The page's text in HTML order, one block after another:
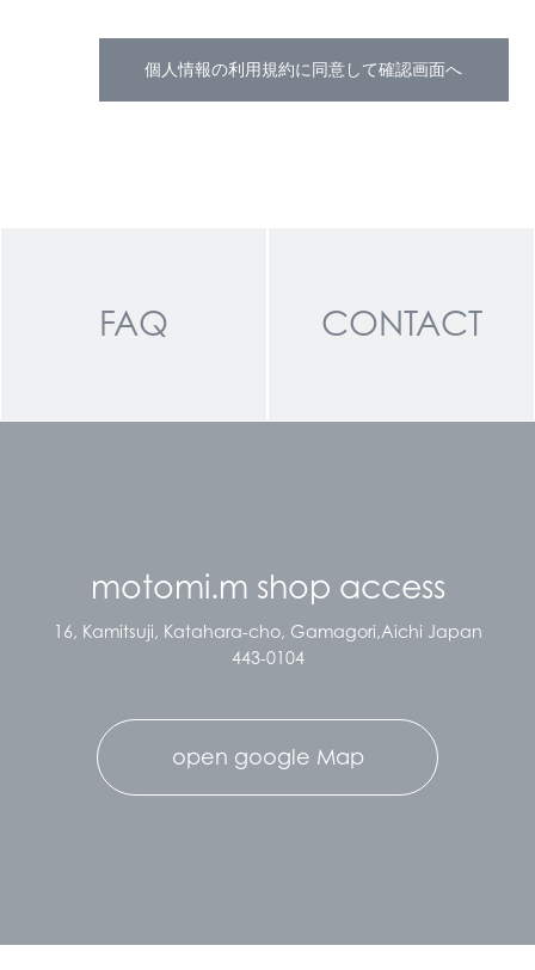
利用者を識別できるものを指しま
す。 またその情報のみでは識別でき
個人情報の使用目的
用目的としてご同意頂いた目的以外
に使用することはありません。これ
た場合は、事前にお客様にその旨を
通知致します。
個人情報の利用規約に同意して確認画面へ
FAQ CONTACT
motomi.m shop access
16, Kamitsuji, Katahara-cho, Gamagori,Aichi Japan
443-0104
open google Map